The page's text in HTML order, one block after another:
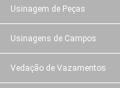
Usinagem de Peças
Usinagens de Campos
Vedação de Vazamentos